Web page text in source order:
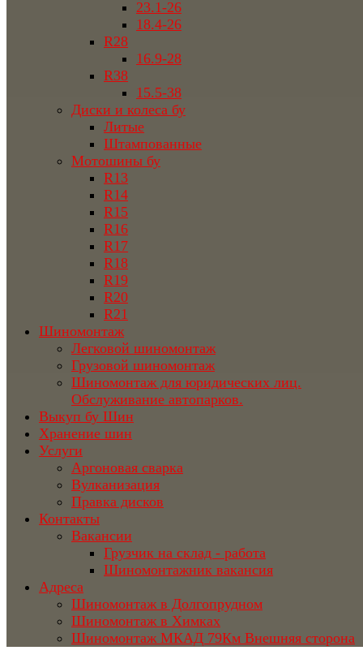
23.1-26
18.4-26
R28
16.9-28
R38
15.5-38
Диски и колеса бу
Литые
Штампованные
Мотошины бу
R13
R14
R15
R16
R17
R18
R19
R20
R21
Шиномонтаж
Легковой шиномонтаж
Грузовой шиномонтаж
Шиномонтаж для юридических лиц.
Обслуживание автопарков.
Выкуп бу Шин
Хранение шин
Услуги
Аргоновая сварка
Вулканизация
Правка дисков
Контакты
Вакансии
Грузчик на склад - работа
Шиномонтажник вакансия
Адреса
Шиномонтаж в Долгопрудном
Шиномонтаж в Химках
Шиномонтаж МКАД 79Км Внешняя сторона